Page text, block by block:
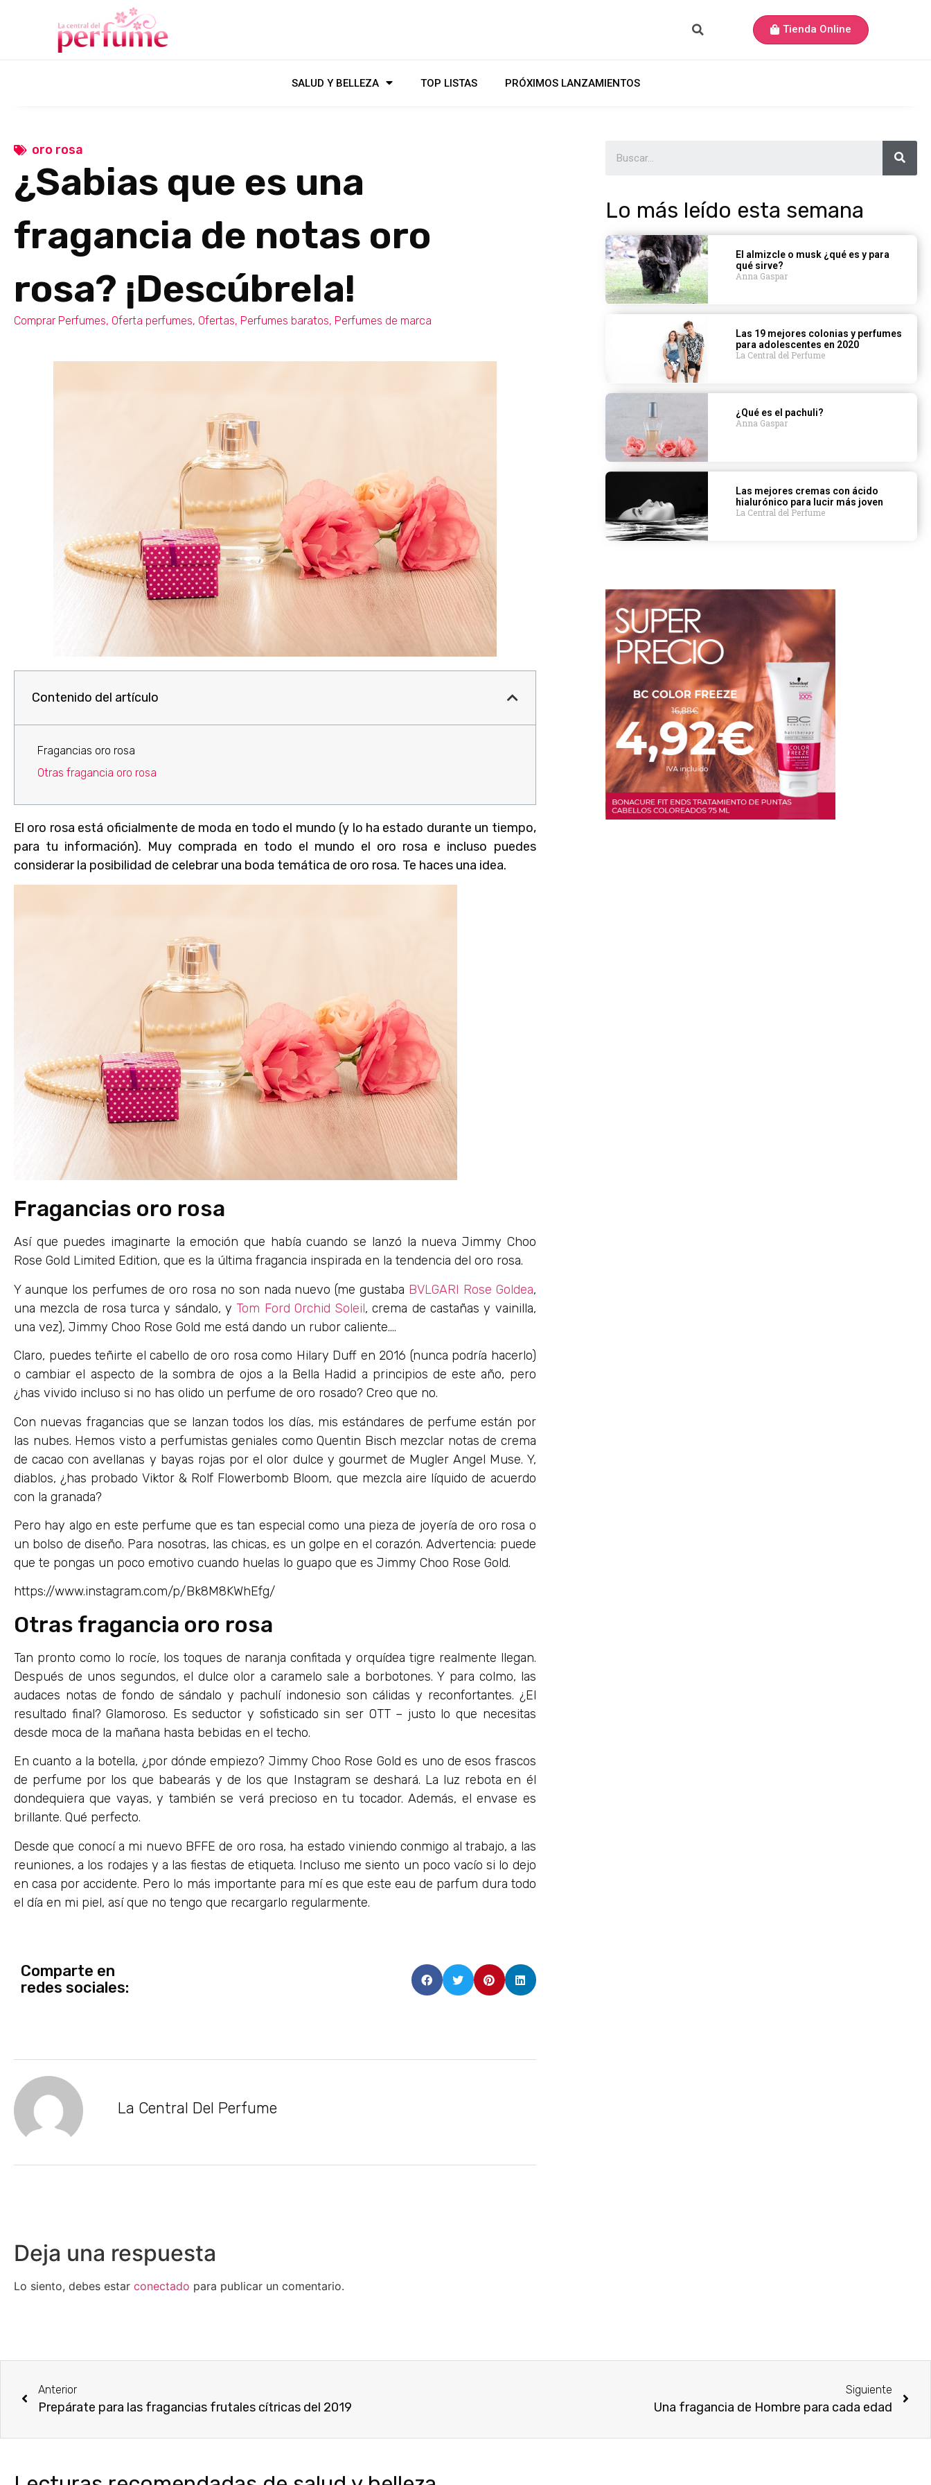
Tienda Online
SALUD Y BELLEZA TOP LISTAS PRÓXIMOS LANZAMIENTOS
oro rosa
¿Sabias que es una
fragancia de notas oro
rosa? ¡Descúbrela!
Comprar Perfumes, Oferta perfumes, Ofertas, Perfumes baratos, Perfumes de marca
Contenido del artículo
Fragancias oro rosa
Otras fragancia oro rosa
El oro rosa está oficialmente de moda en todo el mundo (y lo ha estado durante un tiempo,
para tu información). Muy comprada en todo el mundo el oro rosa e incluso puedes
considerar la posibilidad de celebrar una boda temática de oro rosa. Te haces una idea.
Fragancias oro rosa
Así que puedes imaginarte la emoción que había cuando se lanzó la nueva Jimmy Choo
Rose Gold Limited Edition, que es la última fragancia inspirada en la tendencia del oro rosa.
Y aunque los perfumes de oro rosa no son nada nuevo (me gustaba BVLGARI Rose Goldea,
una mezcla de rosa turca y sándalo, y Tom Ford Orchid Soleil, crema de castañas y vainilla,
una vez), Jimmy Choo Rose Gold me está dando un rubor caliente….
Claro, puedes teñirte el cabello de oro rosa como Hilary Duff en 2016 (nunca podría hacerlo)
o cambiar el aspecto de la sombra de ojos a la Bella Hadid a principios de este año, pero
¿has vivido incluso si no has olido un perfume de oro rosado? Creo que no.
Con nuevas fragancias que se lanzan todos los días, mis estándares de perfume están por
las nubes. Hemos visto a perfumistas geniales como Quentin Bisch mezclar notas de crema
de cacao con avellanas y bayas rojas por el olor dulce y gourmet de Mugler Angel Muse. Y,
diablos, ¿has probado Viktor & Rolf Flowerbomb Bloom, que mezcla aire líquido de acuerdo
con la granada?
Pero hay algo en este perfume que es tan especial como una pieza de joyería de oro rosa o
un bolso de diseño. Para nosotras, las chicas, es un golpe en el corazón. Advertencia: puede
que te pongas un poco emotivo cuando huelas lo guapo que es Jimmy Choo Rose Gold.
https://www.instagram.com/p/Bk8M8KWhEfg/
Otras fragancia oro rosa
Tan pronto como lo rocíe, los toques de naranja confitada y orquídea tigre realmente llegan.
Después de unos segundos, el dulce olor a caramelo sale a borbotones. Y para colmo, las
audaces notas de fondo de sándalo y pachulí indonesio son cálidas y reconfortantes. ¿El
resultado final? Glamoroso. Es seductor y sofisticado sin ser OTT – justo lo que necesitas
desde moca de la mañana hasta bebidas en el techo.
En cuanto a la botella, ¿por dónde empiezo? Jimmy Choo Rose Gold es uno de esos frascos
de perfume por los que babearás y de los que Instagram se deshará. La luz rebota en él
dondequiera que vayas, y también se verá precioso en tu tocador. Además, el envase es
brillante. Qué perfecto.
Desde que conocí a mi nuevo BFFE de oro rosa, ha estado viniendo conmigo al trabajo, a las
reuniones, a los rodajes y a las fiestas de etiqueta. Incluso me siento un poco vacío si lo dejo
en casa por accidente. Pero lo más importante para mí es que este eau de parfum dura todo
el día en mi piel, así que no tengo que recargarlo regularmente.
Comparte en
redes sociales:
La Central Del Perfume
Deja una respuesta
Lo siento, debes estar conectado para publicar un comentario.
Lo más leído esta semana
El almizcle o musk ¿qué es y para
qué sirve?
Anna Gaspar
Las 19 mejores colonias y perfumes
para adolescentes en 2020
La Central del Perfume
¿Qué es el pachuli?
Anna Gaspar
Las mejores cremas con ácido
hialurónico para lucir más joven
La Central del Perfume
Anterior
Prepárate para las fragancias frutales cítricas del 2019
Siguiente
Una fragancia de Hombre para cada edad